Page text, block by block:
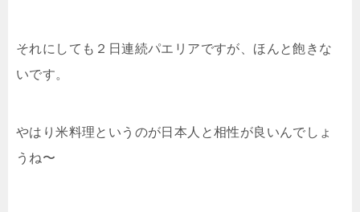
それにしても２日連続パエリアですが、ほんと飽きな
いです。
やはり米料理というのが日本人と相性が良いんでしょ
うね〜